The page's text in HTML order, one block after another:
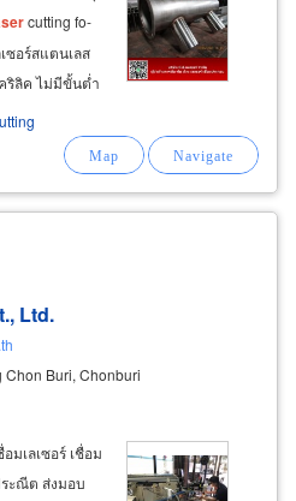
cutting fo-
ซอร์สแตนเลส
ริลิค ไม่มีขั้นต่ำ
รงเวลา
แปรรูปโลหะ
Ltd.
Chon Buri, Chonburi
มเลเซอร์ เชื่อม
ะณีต ส่งมอบ